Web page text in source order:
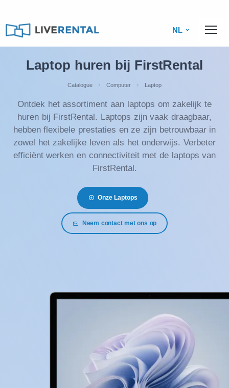
NL
Laptop huren bij FirstRental
Catalogue Computer Laptop
Ontdek het assortiment aan laptops om zakelijk te
huren bij FirstRental. Laptops zijn vaak draagbaar,
hebben flexibele prestaties en ze zijn betrouwbaar in
zowel het zakelijke leven als het onderwijs. Verbeter
efficiënt werken en connectiviteit met de laptops van
FirstRental.
Onze Laptops
Neem contact met ons op